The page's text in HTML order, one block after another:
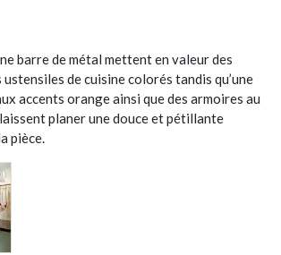
barre de métal mettent en valeur des
de cuisine colorés tandis qu’une
accents orange ainsi que des armoires au
planer une douce et pétillante
pièce.